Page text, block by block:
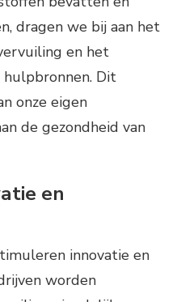
dragen we bij aan het
en het
Dit
onze eigen
de gezondheid van
en
innovatie en
worden